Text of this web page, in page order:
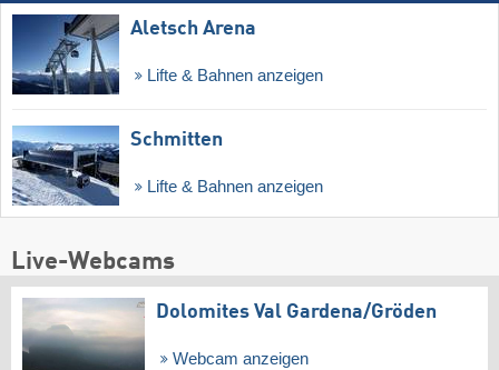
Aletsch Arena
Lifte & Bahnen anzeigen
Schmitten
Lifte & Bahnen anzeigen
Live-Webcams
Dolomites Val Gardena/​Gröden
Webcam anzeigen